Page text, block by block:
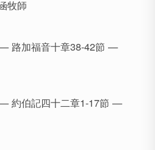
牧師
路加福音十章38-42節 —
約伯記四十二章1-17節 —